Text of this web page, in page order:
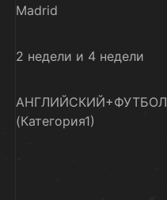
Madrid
2 недели и 4 недели
АНГЛИЙСКИЙ+ФУТБОЛ
(Категория1)